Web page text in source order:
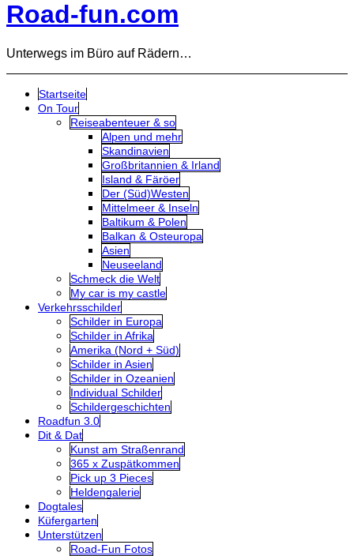
Road-fun.com
Unterwegs im Büro auf Rädern…
Startseite
On Tour
Reiseabenteuer & so
Alpen und mehr
Skandinavien
Großbritannien & Irland
Island & Färöer
Der (Süd)Westen
Mittelmeer & Inseln
Baltikum & Polen
Balkan & Osteuropa
Asien
Neuseeland
Schmeck die Welt
My car is my castle
Verkehrsschilder
Schilder in Europa
Schilder in Afrika
Amerika (Nord + Süd)
Schilder in Asien
Schilder in Ozeanien
Individual Schilder
Schildergeschichten
Roadfun 3.0
Dit & Dat
Kunst am Straßenrand
365 x Zuspätkommen
Pick up 3 Pieces
Heldengalerie
Dogtales
Küfergarten
Unterstützen
Road-Fun Fotos